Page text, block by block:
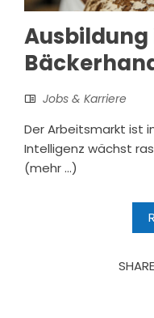
Ausbildung
Jobs & Karriere
Der Arbeitsmarkt ist
Intelligenz wächst
(mehr …)
SHARE